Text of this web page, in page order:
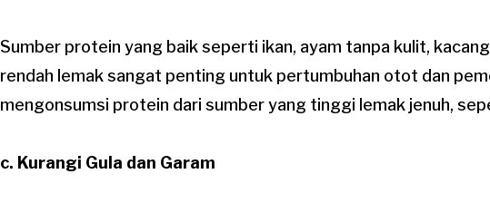
Sumber protein yang baik seperti ikan, ayam tanpa kulit,
rendah lemak sangat penting untuk pertumbuhan otot dan
mengonsumsi protein dari sumber yang tinggi lemak jenuh,
c. Kurangi Gula dan Garam